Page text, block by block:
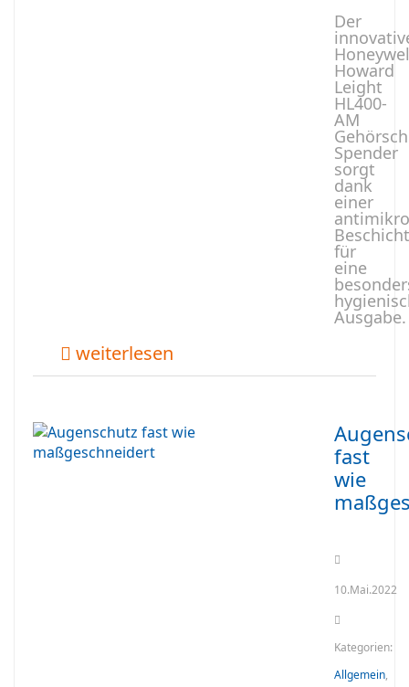
Der
Howard
Leight
HL400-
AM
Spender
sorgt
dank
einer
für
eine
Ausgabe.
weiterlesen
fast
wie
10.Mai.2022
Kategorien:
Allgemein,